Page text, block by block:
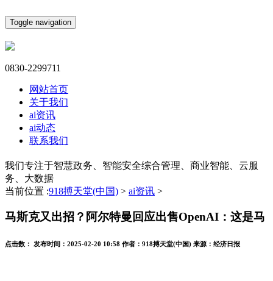
Toggle navigation
0830-2299711
网站首页
关于我们
ai资讯
ai动态
联系我们
我们专注于智慧政务、智能安全综合管理、商业智能、云服
务、大数据
当前位置 :918搏天堂(中国) > ai资讯 >
马斯克又出招？阿尔特曼回应出售OpenAI：这是马
点击数： 发布时间： 2025-02-20 10:58 作者： 918搏天堂(中国) 来源： 经济日报